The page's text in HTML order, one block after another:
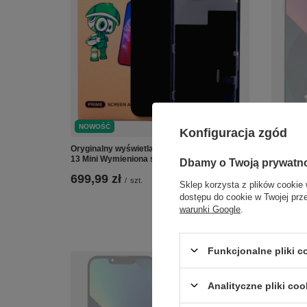
NOWOŚĆ
Oryginalny wyświetlacz LCD do Apple iPhone
13 Mini Wymieniona szybka BEZ IC
699,99 zł / szt.
Mini
599,00
Konfiguracja zgód
Dbamy o Twoją
Sklep korzysta z plików cookie
dostępu do cookie w Twojej
warunki Google
Funkcjonalne pliki
Analityczne pliki